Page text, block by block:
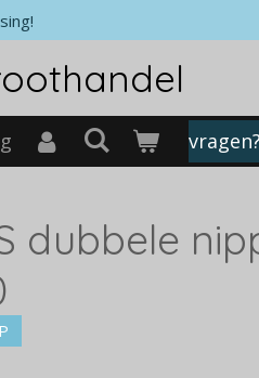
dubbele